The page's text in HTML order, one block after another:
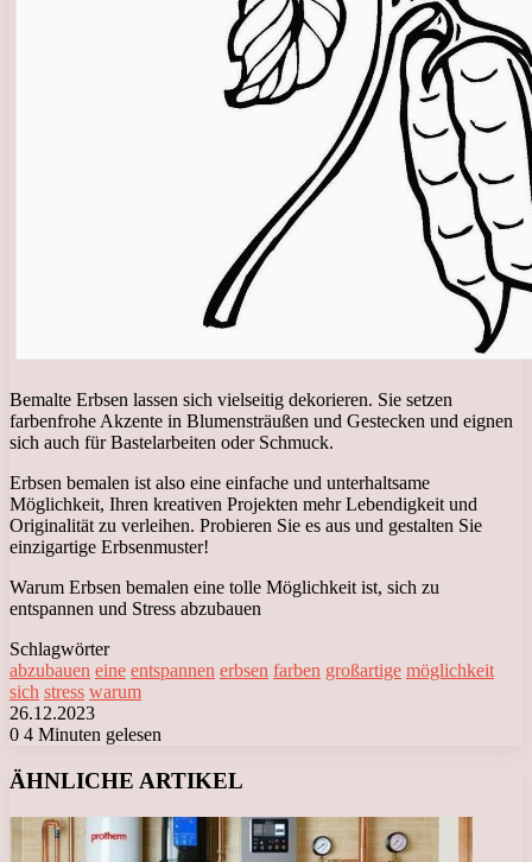
Bemalte Erbsen lassen sich vielseitig dekorieren. Sie setzen
farbenfrohe Akzente in Blumensträußen und Gestecken und eignen
sich auch für Bastelarbeiten oder Schmuck.
Erbsen bemalen ist also eine einfache und unterhaltsame
Möglichkeit, Ihren kreativen Projekten mehr Lebendigkeit und
Originalität zu verleihen. Probieren Sie es aus und gestalten Sie
einzigartige Erbsenmuster!
Warum Erbsen bemalen eine tolle Möglichkeit ist, sich zu
entspannen und Stress abzubauen
Schlagwörter
abzubauen eine entspannen erbsen farben großartige möglichkeit
sich stress warum
26.12.2023
0 4 Minuten gelesen
ÄHNLICHE ARTIKEL